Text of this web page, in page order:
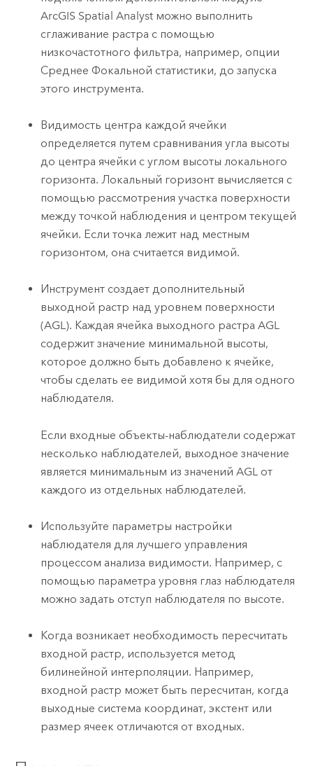
ArcGIS Spatial Analyst можно выполнить
сглаживание растра с помощью
низкочастотного фильтра, например, опции
Среднее Фокальной статистики, до запуска
этого инструмента.
Видимость центра каждой ячейки
определяется путем сравнивания угла высоты
до центра ячейки с углом высоты локального
горизонта. Локальный горизонт вычисляется с
помощью рассмотрения участка поверхности
между точкой наблюдения и центром текущей
ячейки. Если точка лежит над местным
горизонтом, она считается видимой.
Инструмент создает дополнительный
выходной растр над уровнем поверхности
(AGL). Каждая ячейка выходного растра AGL
содержит значение минимальной высоты,
которое должно быть добавлено к ячейке,
чтобы сделать ее видимой хотя бы для одного
наблюдателя.
Если входные объекты-наблюдатели содержат
несколько наблюдателей, выходное значение
является минимальным из значений AGL от
каждого из отдельных наблюдателей.
Используйте параметры настройки
наблюдателя для лучшего управления
процессом анализа видимости. Например, с
помощью параметра уровня глаз наблюдателя
можно задать отступ наблюдателя по высоте.
Когда возникает необходимость пересчитать
входной растр, используется метод
билинейной интерполяции. Например,
входной растр может быть пересчитан, когда
выходные система координат, экстент или
размер ячеек отличаются от входных.